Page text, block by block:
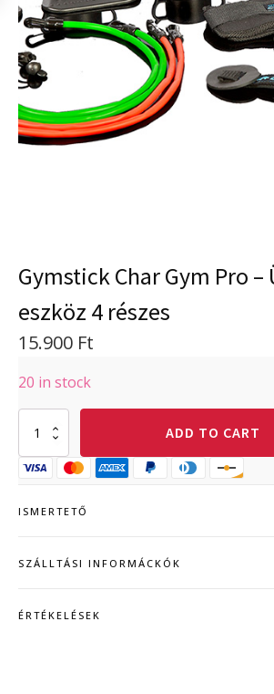
Gymstick Char Gym Pro
eszköz 4 részes
15.900 Ft
20 in stock
Gymstick
Char
Gym
Pro
Ülő
4
ADD TO CART
ISMERTETŐ
SZÁLLTÁSI INFORMÁCKÓK
ÉRTÉKELÉSEK